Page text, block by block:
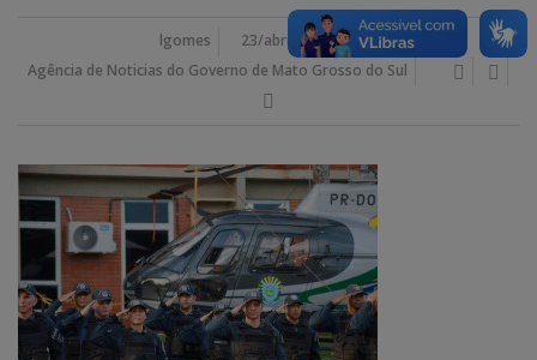
lgomes
23/abril/2026 7:07 pm
Agência de Noticias do Governo de Mato Grosso do Sul